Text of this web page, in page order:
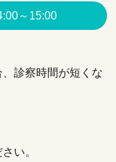
～15:00
診察時間が短くな
い。